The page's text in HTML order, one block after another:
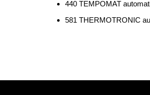
440 TEMPOMAT
581 THERMOTRONIC